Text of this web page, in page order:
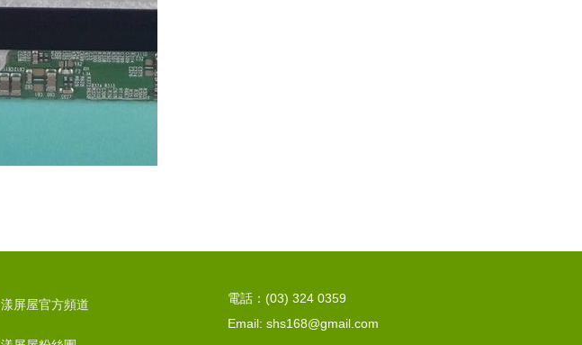
漾屏屋官方頻道
電話：(03) 324 0359
Email: shs168@gmail.com